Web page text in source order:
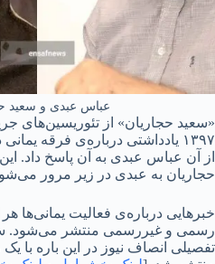
عباس عبدی و سعید
«سعید حجاریان» از تئوریسین‌های
۱۳۹۷ یادداشتی درباره‌ی فرقه
از آن عباس عبدی به آن پاسخ داد.
حجاریان به عبدی در زیر مرور
خبرهایی درباره‌ی فعالیت یمانی‌ها
رسمی و غیررسمی منتشر می‌شود.
تفصیلی انصاف نیوز در این باره با